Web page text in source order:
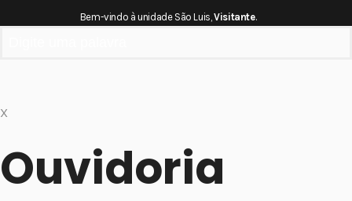
Bem-vindo à unidade São Luis,Visitante.
X
Ouvidoria
×